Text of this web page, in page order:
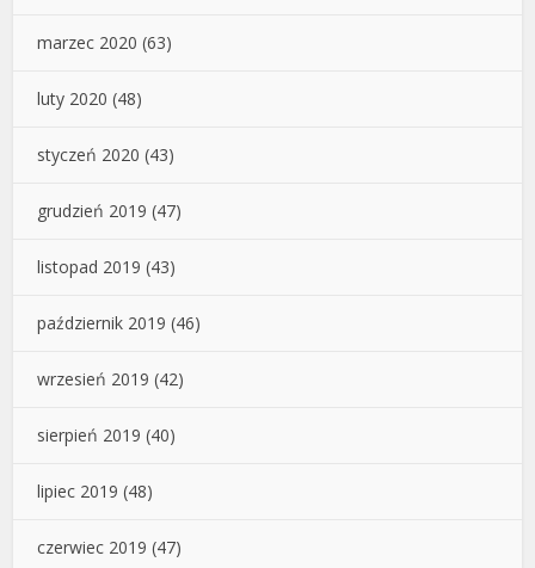
marzec 2020 (63)
luty 2020 (48)
styczeń 2020 (43)
grudzień 2019 (47)
listopad 2019 (43)
październik 2019 (46)
wrzesień 2019 (42)
sierpień 2019 (40)
lipiec 2019 (48)
czerwiec 2019 (47)